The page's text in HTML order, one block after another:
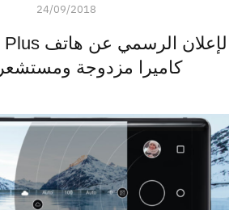
24/09/2018
كاميرا مزدوجة